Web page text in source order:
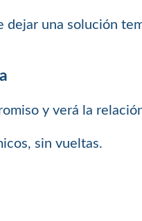
dejar una solución
y verá la
sin vueltas.